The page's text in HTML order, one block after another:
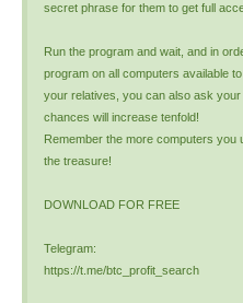
secret phrase for them to get full
Run the program and wait, and in
program on all computers available
your relatives, you can also ask
chances will increase tenfold!
Remember the more computers
the treasure!
DOWNLOAD FOR FREE
Telegram:
https://t.me/btc_profit_search